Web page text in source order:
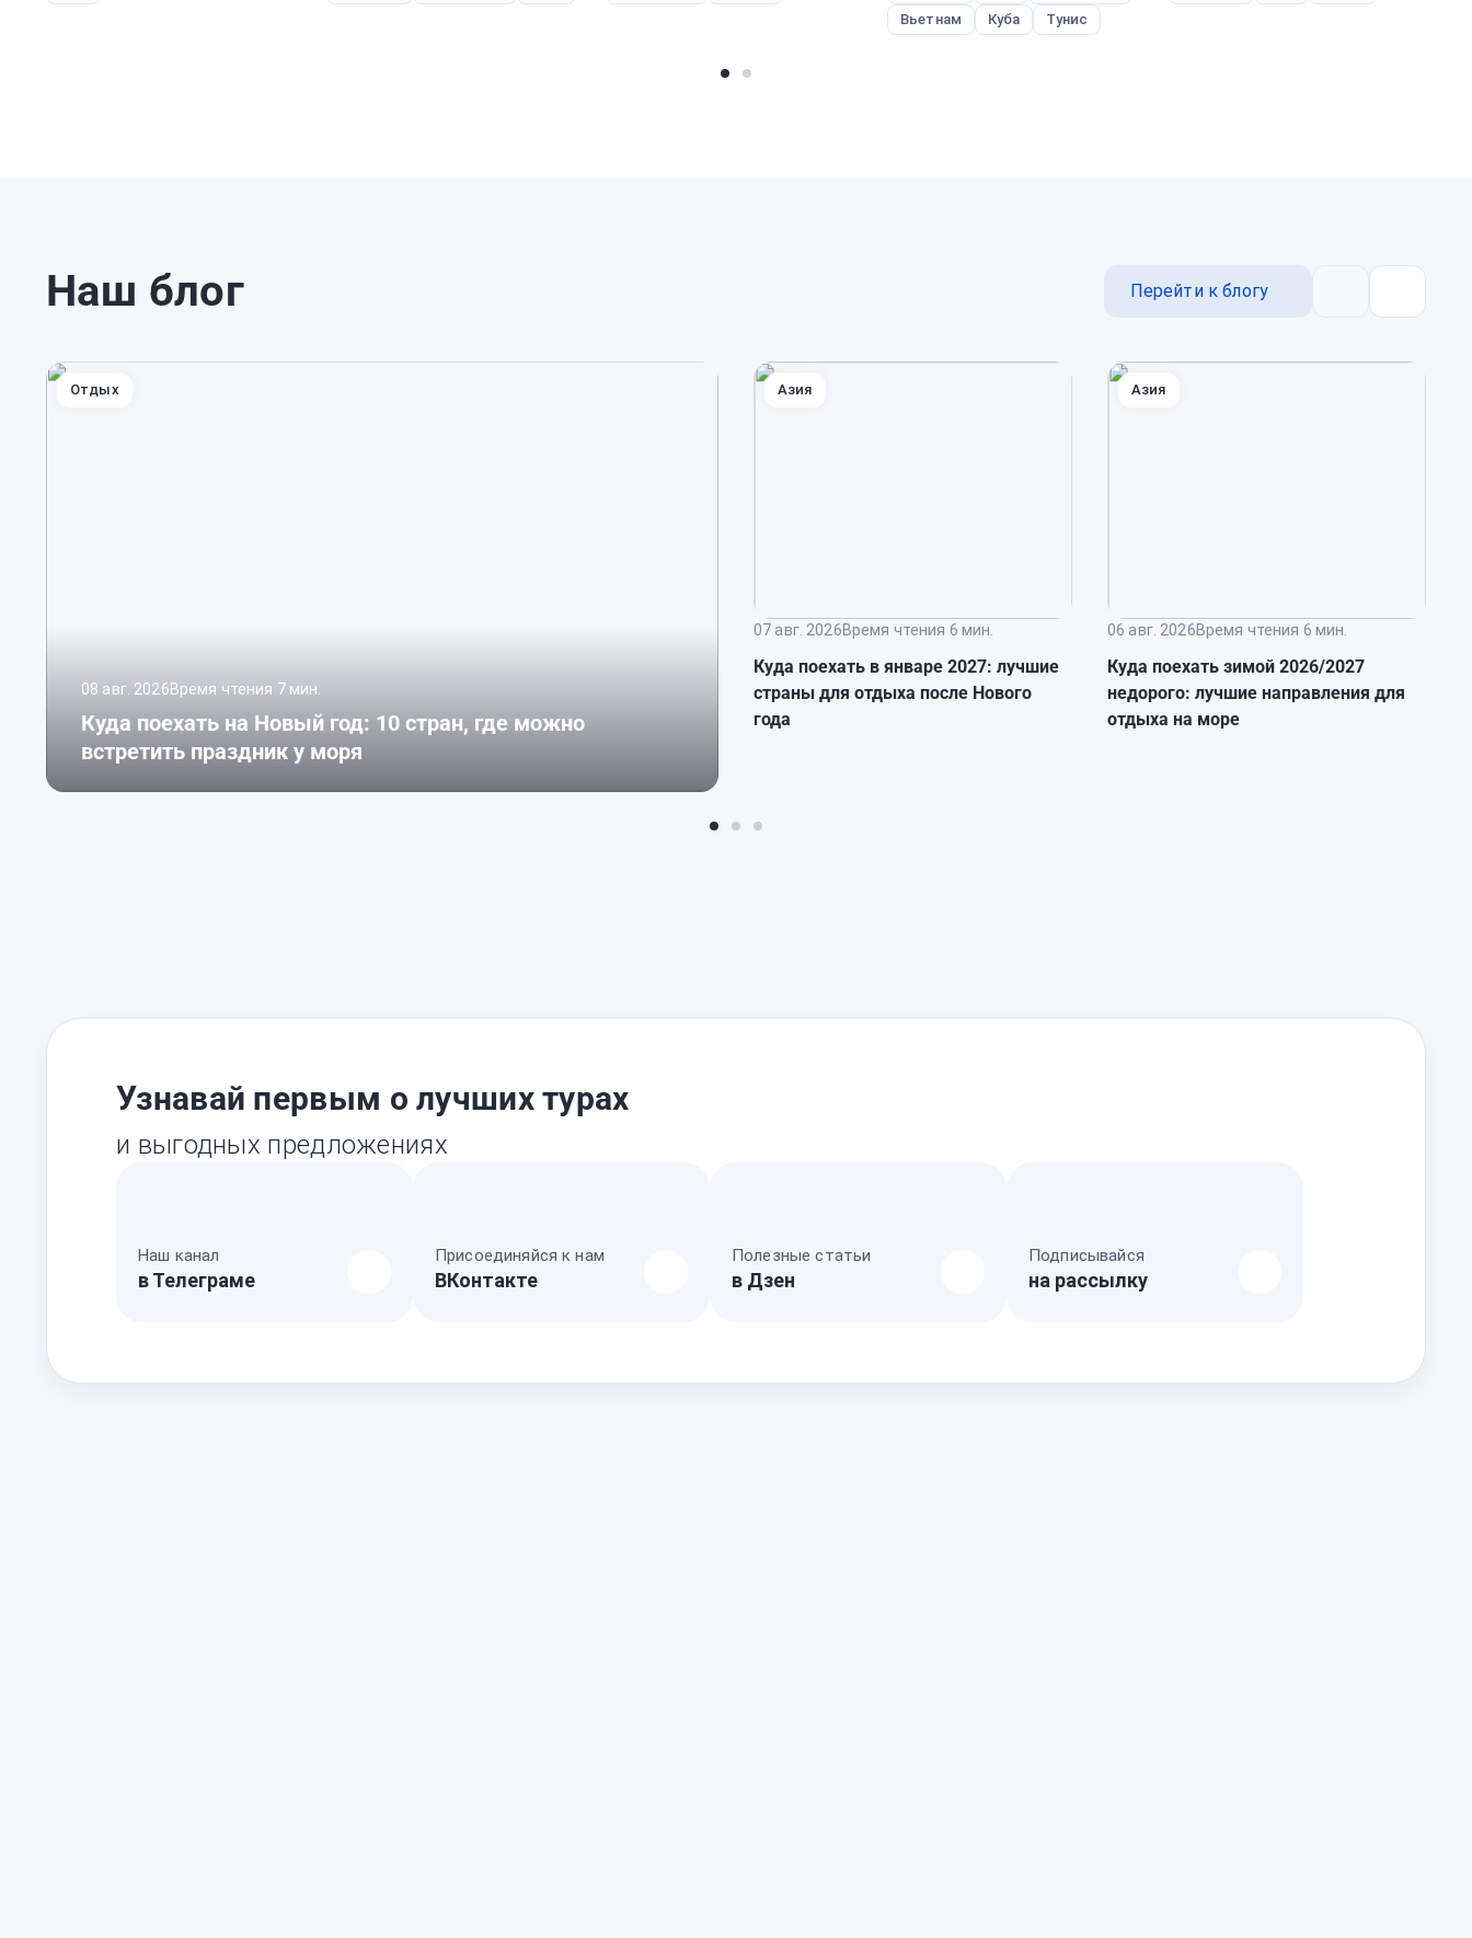
Вьетнам
Куба Тунис
Наш блог Перейти к блогу
08 авг. 2026Время чтения 7 мин.
Куда поехать на Новый год: 10 стран, где можно
встретить праздник у моря
Отдых
07 авг. 2026Время чтения 6 мин.
Куда поехать в январе 2027: лучшие
страны для отдыха после Нового
года
Азия
06 авг. 2026Время чтения 6 мин.
Куда поехать зимой 2026/2027
недорого: лучшие направления для
отдыха на море
Азия
Узнавай первым о лучших турах
и выгодных предложениях
Наш канал
в Телеграме
Присоединяйся к нам
ВКонтакте
Полезные статьи
в Дзен
Подписывайся
на рассылку